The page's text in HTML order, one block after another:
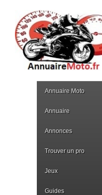
Annuaire Moto
Annuaire
Annonces
Trouver un pro
Jeux
Guides